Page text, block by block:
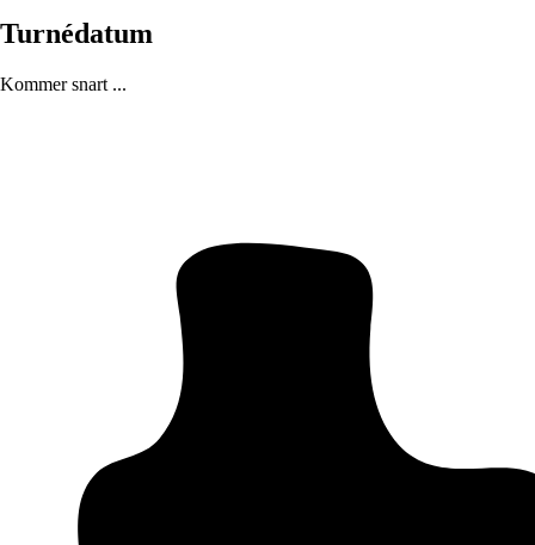
Turnédatum
Kommer snart ...